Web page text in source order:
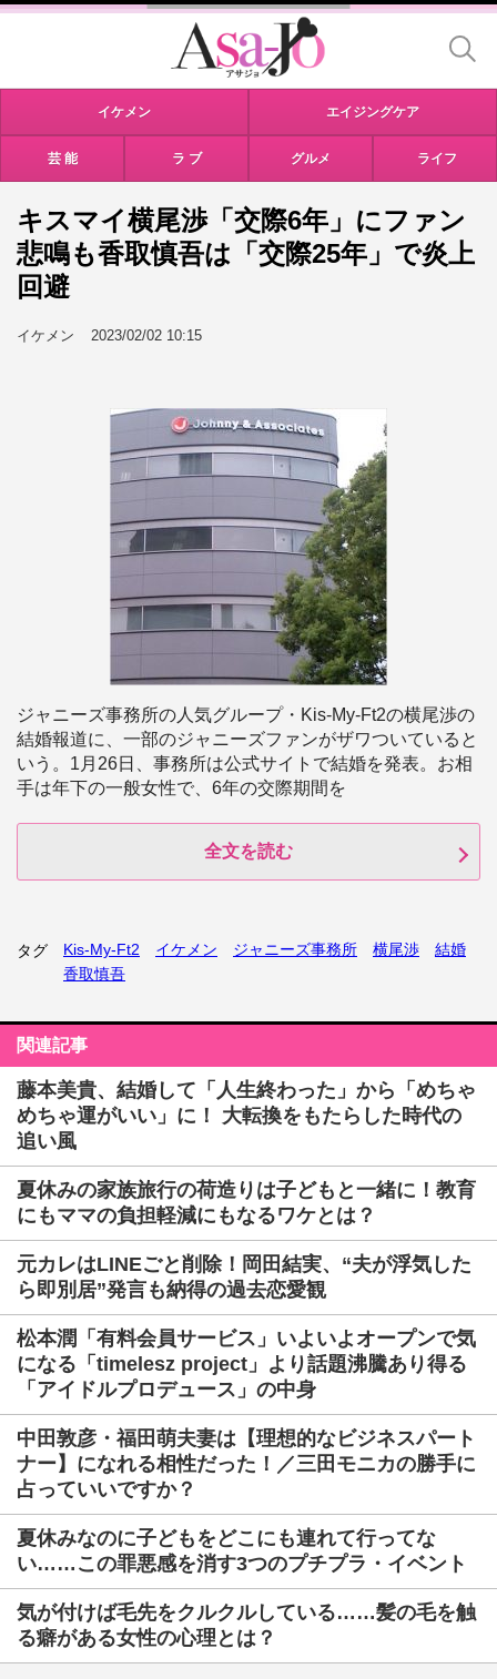
イケメン エイジングケア
芸 能 ラ ブ グルメ ライフ
キスマイ横尾渉「交際6年」にファン
悲鳴も香取慎吾は「交際25年」で炎上
回避
イケメン 2023/02/02 10:15
ジャニーズ事務所の人気グループ・Kis-My-Ft2の横尾渉の
結婚報道に、一部のジャニーズファンがザワついていると
いう。1月26日、事務所は公式サイトで結婚を発表。お相
手は年下の一般女性で、6年の交際期間を
全文を読む
タグ Kis-My-Ft2 イケメン ジャニーズ事務所 横尾渉
結婚
香取慎吾
関連記事
藤本美貴、結婚して「人生終わった」から「めちゃ
めちゃ運がいい」に！ 大転換をもたらした時代の
追い風
夏休みの家族旅行の荷造りは子どもと一緒に！教育
にもママの負担軽減にもなるワケとは？
元カレはLINEごと削除！岡田結実、“夫が浮気した
ら即別居”発言も納得の過去恋愛観
松本潤「有料会員サービス」いよいよオープンで気
になる「timelesz project」より話題沸騰あり得る
「アイドルプロデュース」の中身
中田敦彦・福田萌夫妻は【理想的なビジネスパート
ナー】になれる相性だった！／三田モニカの勝手に
占っていいですか？
夏休みなのに子どもをどこにも連れて行ってな
い……この罪悪感を消す3つのプチプラ・イベント
気が付けば毛先をクルクルしている……髪の毛を触
る癖がある女性の心理とは？